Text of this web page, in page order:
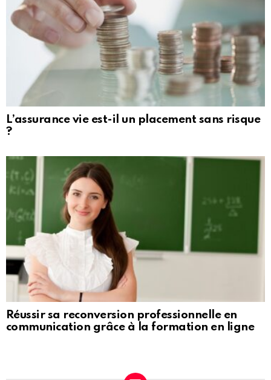
L’assurance vie est-il un placement sans risque
?
Réussir sa reconversion professionnelle en
communication grâce à la formation en ligne